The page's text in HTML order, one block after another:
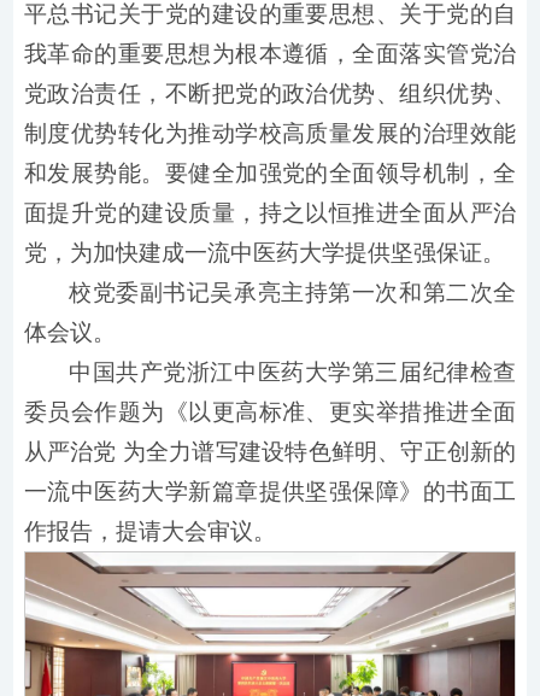
平总书记关于党的建设的重要思想、关于党的自
我革命的重要思想为根本遵循，全面落实管党治
党政治责任，不断把党的政治优势、组织优势、
制度优势转化为推动学校高质量发展的治理效能
和发展势能。要健全加强党的全面领导机制，全
面提升党的建设质量，持之以恒推进全面从严治
党，为加快建成一流中医药大学提供坚强保证。
校党委副书记吴承亮主持第一次和第二次全
体会议。
中国共产党浙江中医药大学第三届纪律检查
委员会作题为《以更高标准、更实举措推进全面
从严治党 为全力谱写建设特色鲜明、守正创新的
一流中医药大学新篇章提供坚强保障》的书面工
作报告，提请大会审议。